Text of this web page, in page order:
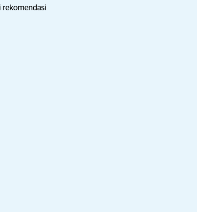
rekomendasi